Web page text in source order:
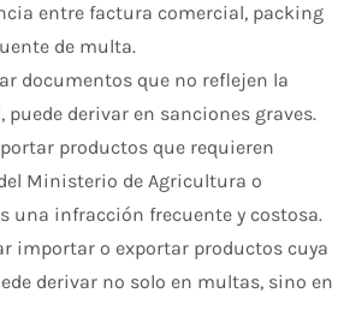
entre factura comercial, packing
de multa.
documentos que no reflejen la
derivar en sanciones graves.
productos que requieren
Ministerio de Agricultura o
una infracción frecuente y costosa.
importar o exportar productos cuya
derivar no solo en multas, sino en